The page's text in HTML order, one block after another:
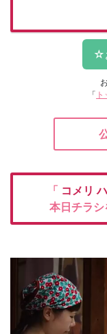
「
「 コメリ
本日チラシ